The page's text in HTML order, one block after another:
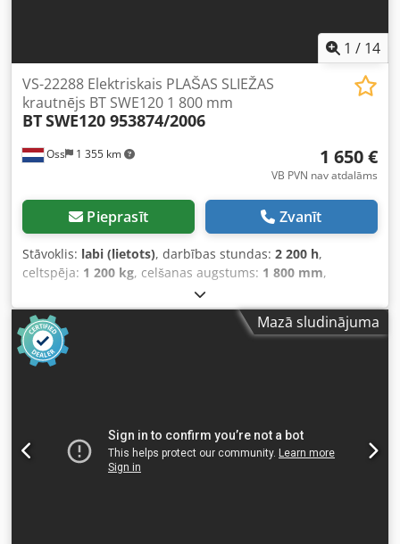
1 / 14
Oss 1 355 km
VS-22288 Elektriskais PLAŠAS SLIEŽAS
krautnējs BT SWE120 1 800 mm
BTSWE120 953874/2006
1 650 €
VB PVN nav atdalāms
Pieprasīt Zvanīt
Stāvoklis: labi (lietots), darbības stundas: 2 200 h,
celtspēja: 1 200 kg, celšanas augstums: 1 800 mm,
, masta veids:
būvniecības augstums:2 100 mm, nobraukums:2 200 km,
PLATSLIEKUMA kaudzētājs no šī zīmola ir no 2006. gada un
ir labā stāvoklī; celtspēja 1 200 kg; celtspēja līdz 1 800 mm
augstumā; caurbraukšanas augstums 2 100 mm; tikai 2
lādētāju. Skatieties video YouTube. Dsdew Nk Szspfx Ab
Towa
Mazā sludinājuma